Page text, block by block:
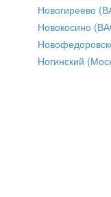
Новогиреево
Новокосино
Ногинский